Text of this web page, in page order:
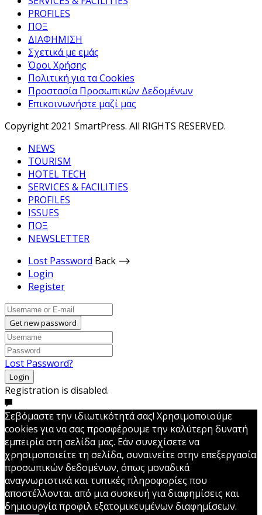
PROFILES
ΠΟΞ
ΔΙΑΦΗΜΙΣΗ
Σχετικά με εμάς
Όροι Χρήσης
Πολιτική για τα Cookies
Προστασία Προσωπικών Δεδομένων
Επικοινωνήστε μαζί μας
Copyright 2021 SmartPress. All RIGHTS RESERVED.
NEWS
TOURISM
HOTEL TECH
SERVICES & FACILITIES
PROFILES
ISSUES
ΠΟΞ
NEWSLETTER
Lost Password Back ⟶
Login
Register
Get new password
Lost Password?
Login
Registration is disabled.
Σεβόμαστε την ιδιωτικότητά σας! Χρησιμοποιούμε
cookies για να σας προσφέρουμε την καλύτερη δυνατή
εμπειρία στη σελίδα μας. Εάν συνεχίσετε να
χρησιμοποιείτε τη σελίδα, συναινείτε στην επεξεργασία
προσωπικών δεδομένων, όπως μοναδικά
αναγνωριστικά και τυπικές πληροφορίες που
αποστέλλονται από μια συσκευή για διαφημίσεις και
δημιουργία προφιλ εξατομικευμένων διαφημίσεων.